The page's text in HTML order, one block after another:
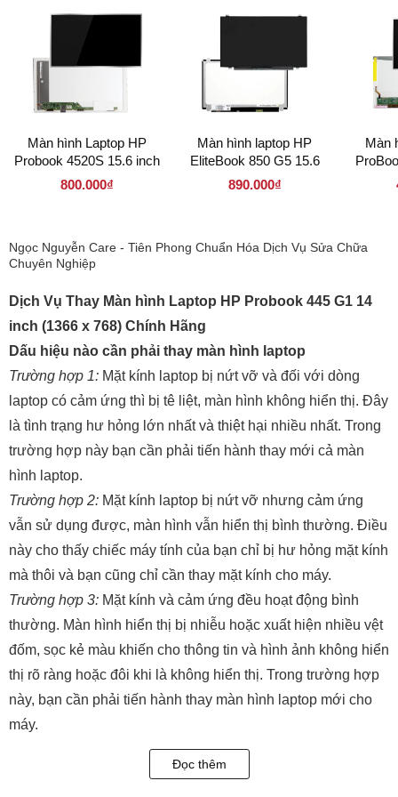
Màn hình Laptop HP
Probook 4520S 15.6 inch
LED dày 40 pin (
800.000₫
Màn hình laptop HP
EliteBook 850 G5 15.6
inch LED Mỏng 30 Pin (
890.000₫
Màn
Ngọc Nguyễn Care - Tiên Phong Chuẩn Hóa Dịch Vụ Sửa Chữa
Chuyên Nghiệp
Dịch Vụ Thay Màn hình Laptop HP Probook 445 G1 14
inch (1366 x 768) Chính Hãng
Dấu hiệu nào cần phải thay màn hình laptop
Trường hợp 1: Mặt kính laptop bị nứt vỡ và đối với dòng
laptop có cảm ứng thì bị tê liệt, màn hình không hiển thị. Đây
là tình trạng hư hỏng lớn nhất và thiệt hại nhiều nhất. Trong
trường hợp này bạn cần phải tiến hành thay mới cả màn
hình laptop.
Trường hợp 2: Mặt kính laptop bị nứt vỡ nhưng cảm ứng
vẫn sử dụng được, màn hình vẫn hiển thị bình thường. Điều
này cho thấy chiếc máy tính của bạn chỉ bị hư hỏng mặt kính
mà thôi và bạn cũng chỉ cần thay mặt kính cho máy.
Trường hợp 3: Mặt kính và cảm ứng đều hoạt động bình
thường. Màn hình hiển thị bị nhiễu hoặc xuất hiện nhiều vệt
đốm, sọc kẻ màu khiến cho thông tin và hình ảnh không hiển
thị rõ ràng hoặc đôi khi là không hiển thị. Trong trường hợp
này, bạn cần phải tiến hành thay màn hình laptop mới cho
máy.
: Laptop bị rơi vỡ mặt kính, đồng thời cảm ứng
không thể sử dụng. Thế nhưng, màn hình vẫn có thể hiển
Đọc thêm